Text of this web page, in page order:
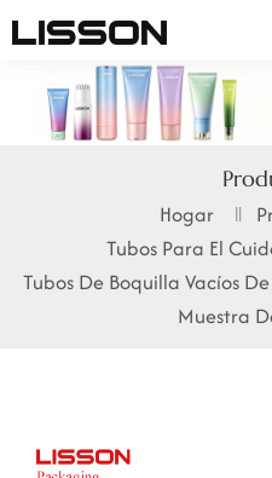
English
français
Hogar
Tubos Para El
Tubos De Boquilla Vacíos
Muestra